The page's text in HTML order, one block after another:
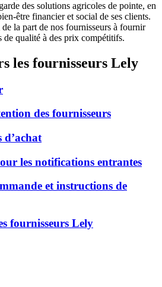
des solutions agricoles de pointe, en
être financier et social de ses clients.
la part de nos fournisseurs à fournir
de qualité à des prix compétitifs.
les fournisseurs Lely
des fournisseurs
d’achat
les notifications entrantes
et instructions de
fournisseurs Lely